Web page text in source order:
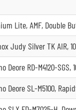
Lite, AMF, Double
Judy Silver TK AIR,
Deore RD-M4120-SGS,
Deore SL-M5100,